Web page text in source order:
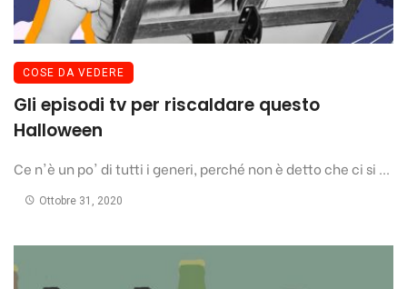
COSE DA VEDERE
Gli episodi tv per riscaldare questo
Halloween
Ce n'è un po' di tutti i generi, perché non è detto che ci si ...
Ottobre 31, 2020